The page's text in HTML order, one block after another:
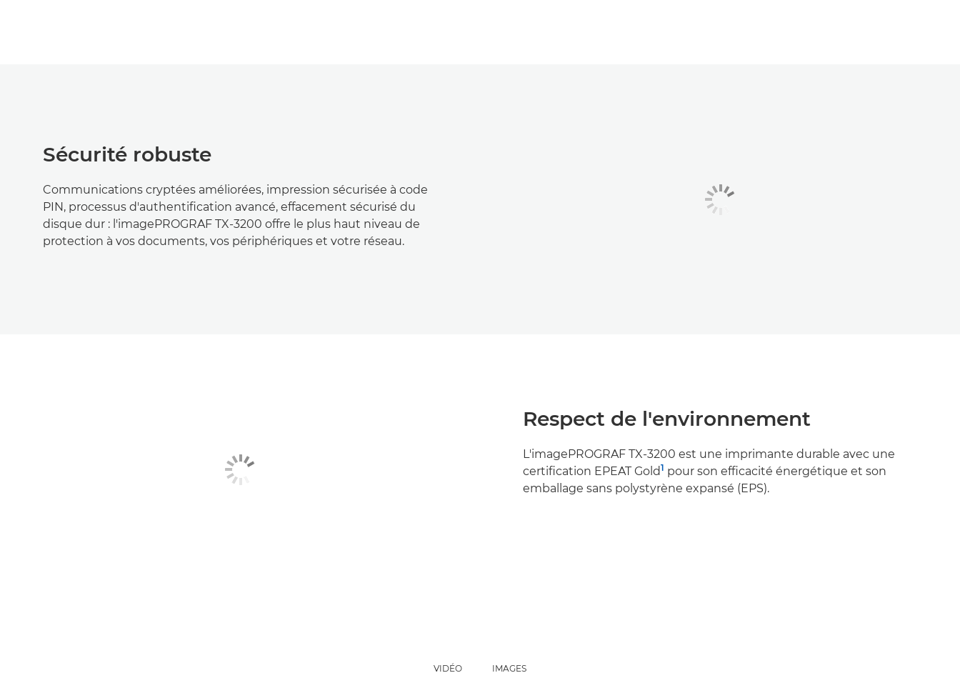
Sécurité robuste
Communications cryptées améliorées, impression sécurisée à code
PIN, processus d'authentification avancé, effacement sécurisé du
disque dur : l'imagePROGRAF TX-3200 offre le plus haut niveau de
protection à vos documents, vos périphériques et votre réseau.
Respect de l'environnement
L'imagePROGRAF TX-3200 est une imprimante durable avec une
certification EPEAT Gold1 pour son efficacité énergétique et son
emballage sans polystyrène expansé (EPS).
VIDÉO IMAGES